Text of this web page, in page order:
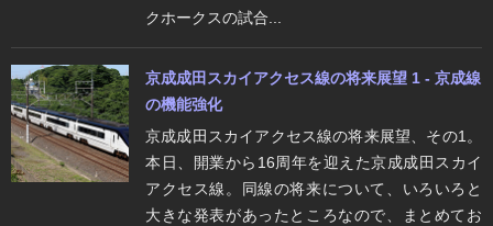
クホークスの試合...
京成成田スカイアクセス線の将来展望 1 - 京成線
の機能強化
京成成田スカイアクセス線の将来展望、その1。
本日、開業から16周年を迎えた京成成田スカイ
アクセス線。同線の将来について、いろいろと
大きな発表があったところなので、まとめてお